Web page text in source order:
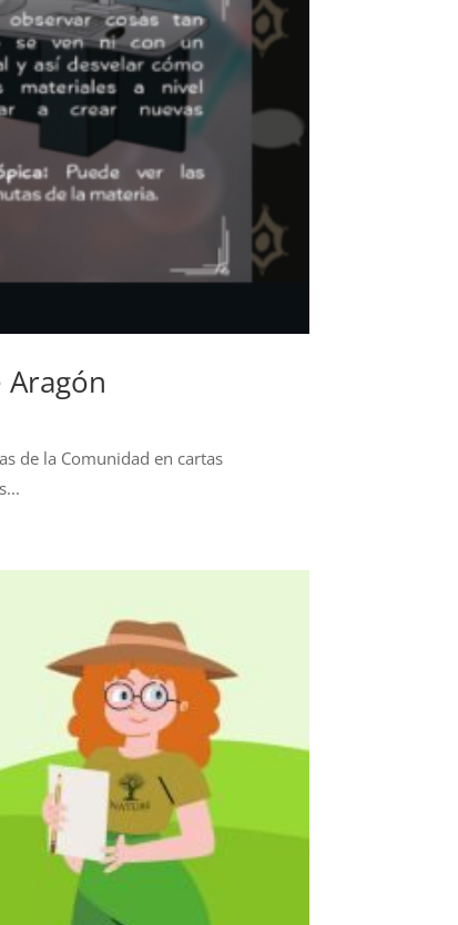
de la Comunidad en cartas